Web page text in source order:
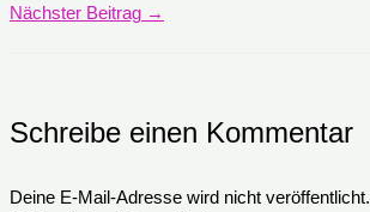
Nächster Beitrag →
Schreibe einen Kommentar
Deine E-Mail-Adresse wird nicht veröffentlicht.